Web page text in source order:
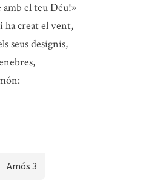
el teu Déu!»
ha creat el vent,
seus designis,
Amós 3